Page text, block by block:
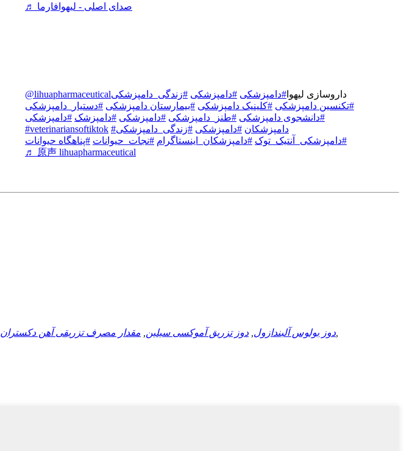
♬ صدای اصلی - لیهوافارما
@lihuapharmaceutical داروسازی لیهوا #دامپزشکی #دامپزشکی #زندگی_دامپزشکی
#تکنسین دامپزشکی #کلینیک دامپزشکی #بیمارستان دامپزشکی #دستیار_دامپزشکی
#دانشجوی دامپزشکی #طنز_دامپزشکی #دامپزشکی #دامپزشک #دامپزشکی
#veterinariansoftiktok
#دامپزشکان #دامپزشکی #زندگی_دامپزشکی
#دامپزشکی_آنتیک_توک #دامپزشکان_اینستاگرام #نجات_حیوانات #پناهگاه حیوانات
♬ 原声 lihuapharmaceutical
دوز بولوس آلبندازول دوز تزریق آموکسی سیلین مقدار مصرف تزریقی آهن دکستران